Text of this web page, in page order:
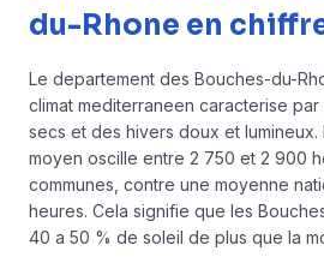
du-Rhone en
Le departement des Bouches-du-
climat mediterraneen caracterise
secs et des hivers doux et lumineux.
moyen oscille entre 2 750 et 2 900
communes, contre une moyenne
heures. Cela signifie que les
40 a 50 % de soleil de plus que la